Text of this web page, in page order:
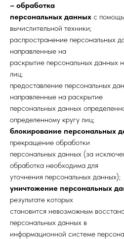
– обработка
персональных данных с
вычислительной техники;
распространение персональных
направленные на
раскрытие персональных данных
лиц;
предоставление персональных
направленные на раскрытие
персональных данных
определенному кругу лиц;
блокирование персональных
прекращение обработки
персональных данных (за
обработка необходима для
уточнения персональных данных);
уничтожение персональных
результате которых
становится невозможным
персональных данных в
информационной системе